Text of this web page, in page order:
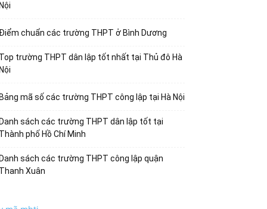
Nội
Điểm chuẩn các trường THPT ở Bình Dương
Top trường THPT dân lập tốt nhất tại Thủ đô Hà
Nội
Bảng mã số các trường THPT công lập tại Hà Nội
Danh sách các trường THPT dân lập tốt tại
Thành phố Hồ Chí Minh
Danh sách các trường THPT công lập quận
Thanh Xuân